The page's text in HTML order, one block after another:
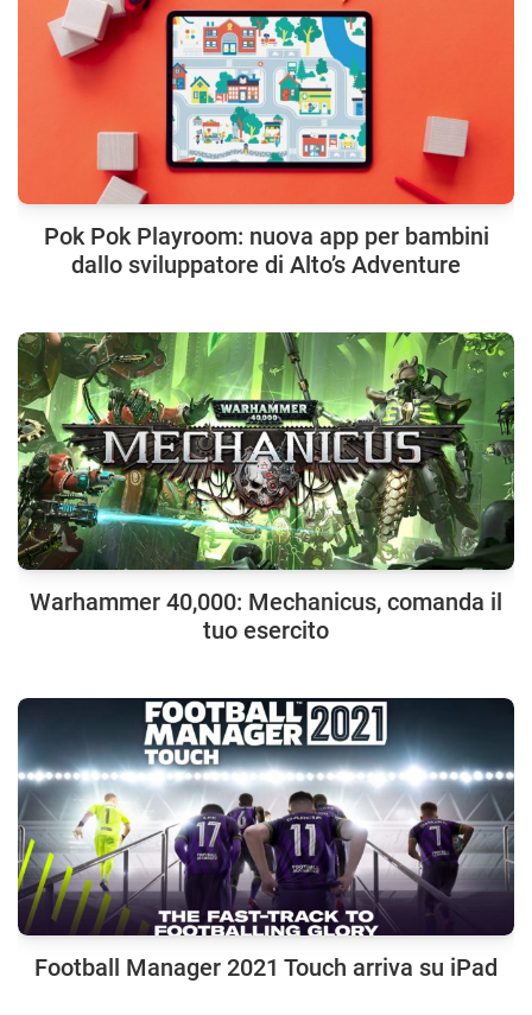
Pok Pok Playroom: nuova app per bambini
dallo sviluppatore di Alto’s Adventure
Warhammer 40,000: Mechanicus, comanda il
tuo esercito
Football Manager 2021 Touch arriva su iPad